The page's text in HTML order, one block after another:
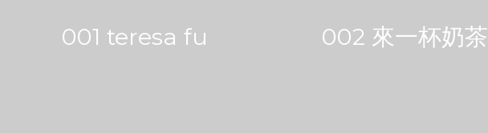
001 teresa fu 002 來一杯奶茶